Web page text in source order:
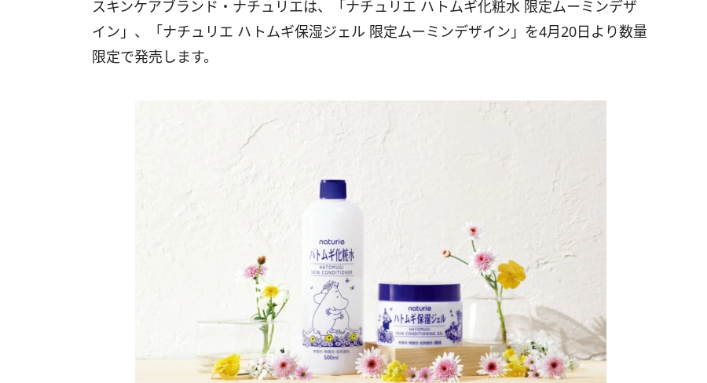
スキンケアブランド・ナチュリエは、「ナチュリエ ハトムギ化粧水 限定ムーミンデザ
イン」、「ナチュリエ ハトムギ保湿ジェル 限定ムーミンデザイン」を4月20日より数量
限定で発売します。